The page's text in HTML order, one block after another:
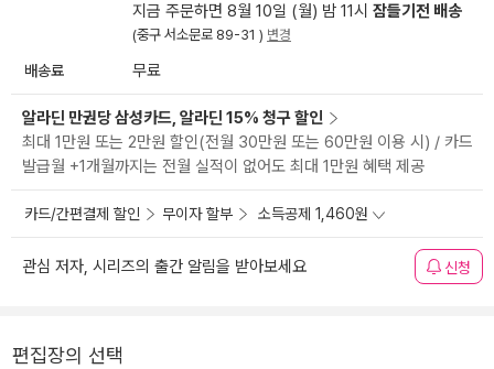
지금 주문하면 8월 10일 (월) 밤 11시 잠들기전 배송
(중구 서소문로 89-31 ) 변경
배송료 무료
알라딘 만권당 삼성카드, 알라딘 15% 청구 할인
최대 1만원 또는 2만원 할인(전월 30만원 또는 60만원 이용 시) / 카드
발급월 +1개월까지는 전월 실적이 없어도 최대 1만원 혜택 제공
카드/간편결제 할인 무이자 할부 소득공제 1,460원
관심 저자, 시리즈의 출간 알림을 받아보세요 신청
편집장의 선택